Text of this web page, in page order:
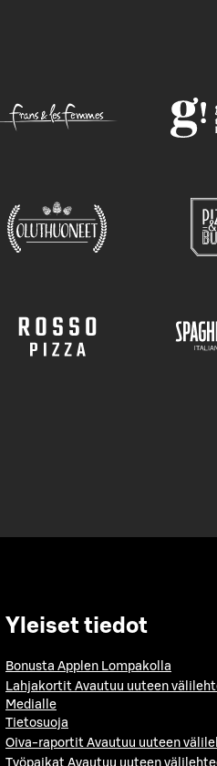
Yleiset tiedot
Bonusta Applen Lompakolla
Lahjakortit Avautuu uuteen
Medialle
Tietosuoja
Oiva-raportit Avautuu uuteen